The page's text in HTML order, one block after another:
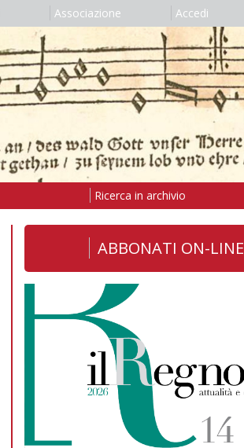
Associazione Accedi
Ricerca in archivio
ABBONATI ON-LINE